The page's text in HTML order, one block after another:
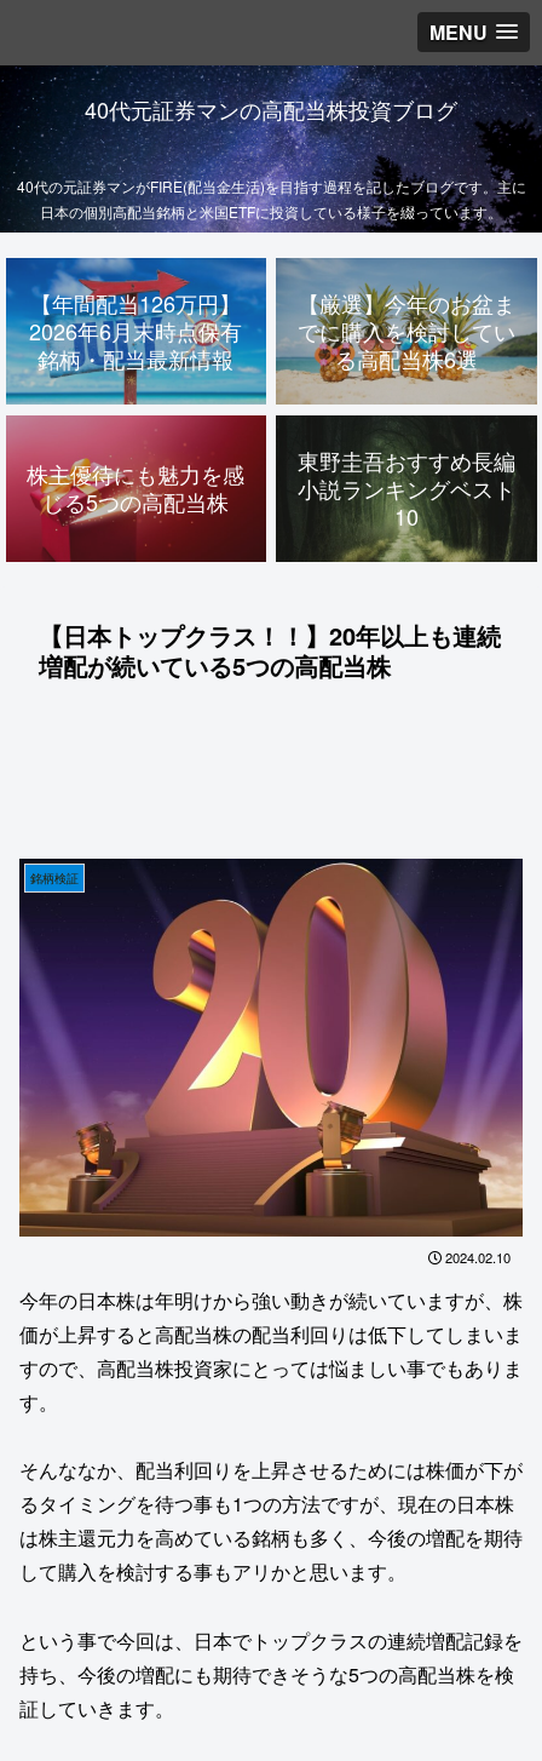
MENU
40代元証券マンの高配当株投資ブログ
40代の元証券マンがFIRE(配当金生活)を目指す過程を記したブログです。主に
日本の個別高配当銘柄と米国ETFに投資している様子を綴っています。
【年間配当126万円】
2026年6月末時点保有
銘柄・配当最新情報
【厳選】今年のお盆ま
でに購入を検討してい
る高配当株6選
株主優待にも魅力を感
じる5つの高配当株
東野圭吾おすすめ長編
小説ランキングベスト
10
【日本トップクラス！！】20年以上も連続
増配が続いている5つの高配当株
銘柄検証
2024.02.10
今年の日本株は年明けから強い動きが続いていますが、株
価が上昇すると高配当株の配当利回りは低下してしまいま
すので、高配当株投資家にとっては悩ましい事でもありま
す。
そんななか、配当利回りを上昇させるためには株価が下が
るタイミングを待つ事も1つの方法ですが、現在の日本株
は株主還元力を高めている銘柄も多く、今後の増配を期待
して購入を検討する事もアリかと思います。
という事で今回は、日本でトップクラスの連続増配記録を
持ち、今後の増配にも期待できそうな5つの高配当株を検
証していきます。